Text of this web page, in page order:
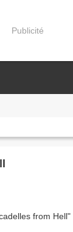
Publicité